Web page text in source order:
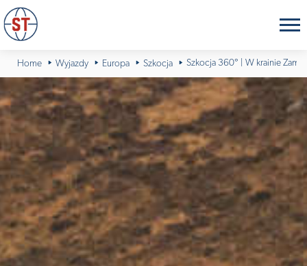
Home Wyjazdy Europa Szkocja Szkocja 360° | W krainie